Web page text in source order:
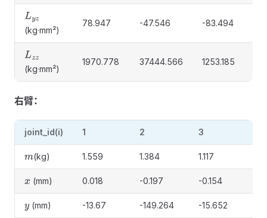
Lyz
(kg·mm²)
78.947 -47.546 -83.494
Lzz
(kg·mm²)
1970.778 37444.566 1253.185
右臂：
joint_id(i) 1 2 3
m (kg) 1.559 1.384 1.117
x (mm) 0.018 -0.197 -0.154
y (mm) -13.67 -149.264 -15.652